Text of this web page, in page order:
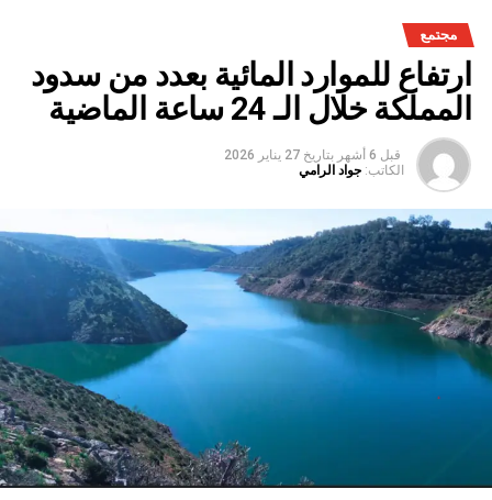
مجتمع
ارتفاع للموارد المائية بعدد من سدود
المملكة خلال الـ 24 ساعة الماضية
قبل 6 أشهر بتاريخ 27 يناير 2026
الكاتب: جواد الرامي